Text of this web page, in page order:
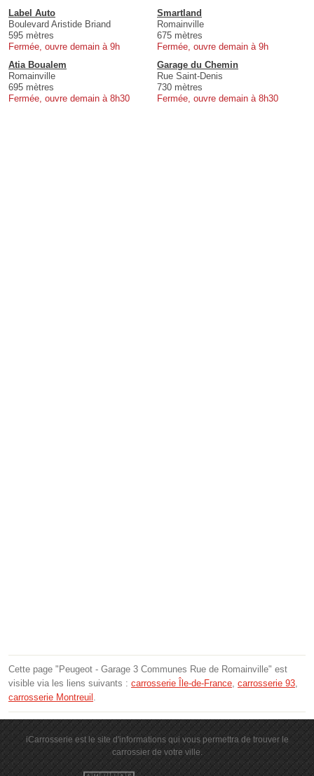
Label Auto
Boulevard Aristide Briand
595 mètres
Fermée, ouvre demain à 9h
Smartland
Romainville
675 mètres
Fermée, ouvre demain à 9h
Atia Boualem
Romainville
695 mètres
Fermée, ouvre demain à 8h30
Garage du Chemin
Rue Saint-Denis
730 mètres
Fermée, ouvre demain à 8h30
Cette page "Peugeot - Garage 3 Communes Rue de Romainville" est
visible via les liens suivants : carrosserie Île-de-France carrosserie 93
carrosserie Montreuil
iCarrosserie est le site d'informations qui vous permettra de trouver le
carrossier de votre ville.